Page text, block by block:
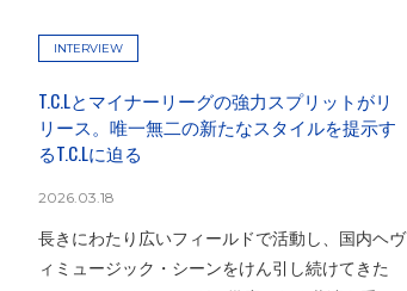
INTERVIEW
T.C.Lとマイナーリーグの強力スプリットがリ
リース。唯一無二の新たなスタイルを提示す
るT.C.Lに迫る
2026.03.18
長きにわたり広いフィールドで活動し、国内ヘヴ
ィミュージック・シーンをけん引し続けてきた